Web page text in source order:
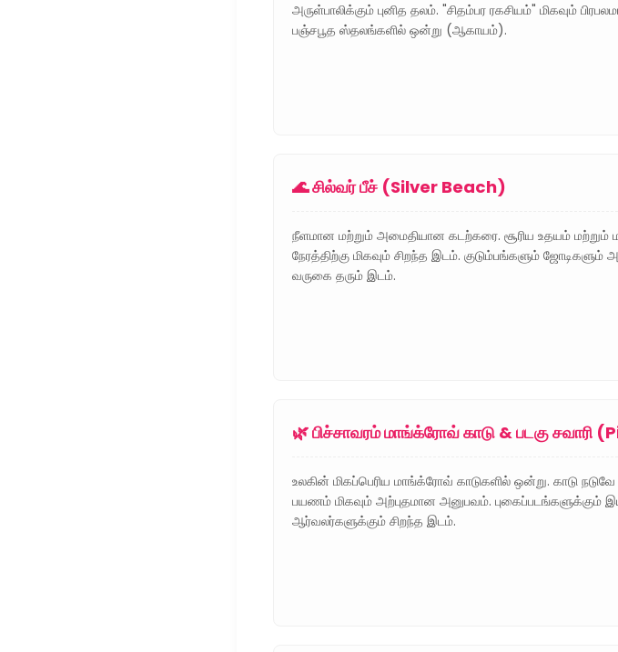
அருள்பாலிக்கும் புனித தலம். "சிதம்பர ரகசியம்" மிகவும்
பஞ்சபூத ஸ்தலங்களில் ஒன்று (ஆகாயம்).
🌊 சில்வர் பீச் (Silver Beach)
நீளமான மற்றும் அமைதியான கடற்கரை. சூரிய உதயம் மற்றும்
நேரத்திற்கு மிகவும் சிறந்த இடம். குடும்பங்களும் ஜோடிகளும்
வருகை தரும் இடம்.
🌿 பிச்சாவரம் மாங்க்ரோவ் காடு & படகு
உலகின் மிகப்பெரிய மாங்க்ரோவ் காடுகளில் ஒன்று. காடு நடுவே
பயணம் மிகவும் அற்புதமான அனுபவம். புகைப்படங்களுக்கும்
ஆர்வலர்களுக்கும் சிறந்த இடம்.